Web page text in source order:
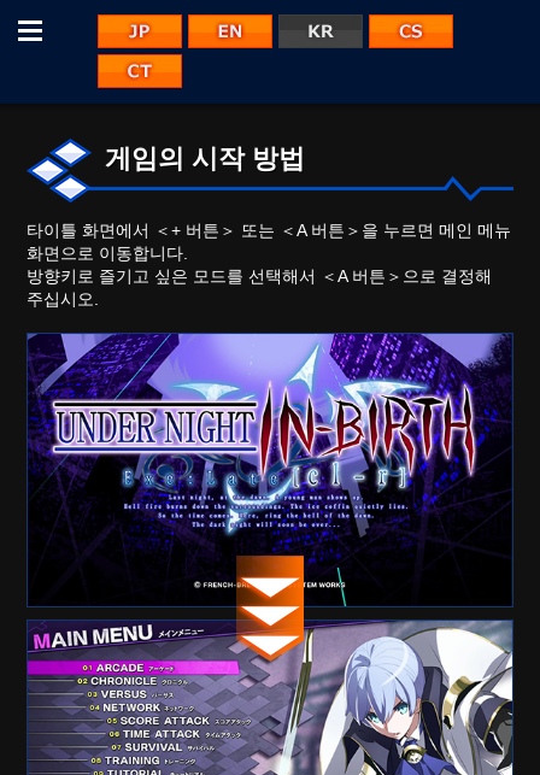
KR
게임의 시작 방법
타이틀 화면에서 ＜+ 버튼＞ 또는 ＜A 버튼＞을 누르면 메인 메뉴
화면으로 이동합니다.
방향키로 즐기고 싶은 모드를 선택해서 ＜A 버튼＞으로 결정해
주십시오.